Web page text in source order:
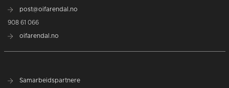
post@oifarendal.no
908 61 066
oifarendal.no
Samarbeidspartnere